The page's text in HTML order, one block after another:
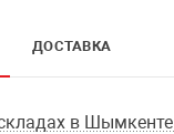
ДОСТАВКА
в Шымкенте